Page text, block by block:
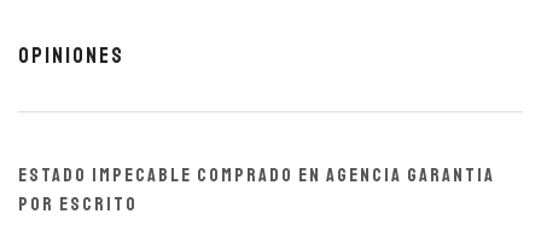
Opiniones
ESTADO IMPECABLE COMPRADO EN AGENCIA GARANTIA
POR ESCRITO